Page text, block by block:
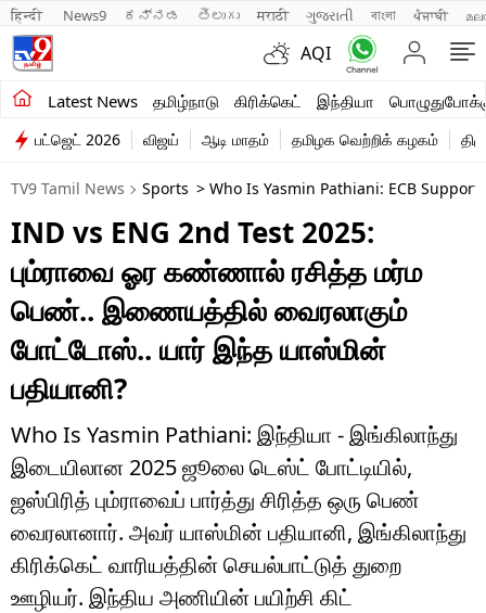
हिन्दी News9 ಕನ್ನಡ తెలుగు मराठी ગુજરાતી বাংলা ਪੰਜਾਬੀ
AQI
Latest News தமிழ்நாடு கிரிக்கெட் இந்தியா
சமீபத்திய செய்திகள்
தமிழ்நாடு
இந்தியா
உலகம்
விளையாட்டு
பொழுதுபோக்கு
லைஃப்ஸ்டைல்
வணிகம்
டெக்னாலஜி
ஆன்மீகம்
வைரல்
பட்ஜெட் 2026 விஜய் ஆடி மாதம் தமிழக வெற்றிக் கழகம்
TV9 Tamil News Sports > Who Is Yasmin Pathiani: ECB
IND vs ENG 2nd Test 2025:
பும்ராவை ஓர கண்ணால் ரசித்த மர்ம
பெண்.. இணையத்தில் வைரலாகும்
போட்டோஸ்.. யார் இந்த யாஸ்மின்
பதியானி?
Who Is Yasmin Pathiani: இந்தியா - இங்கிலாந்து
இடையிலான 2025 ஜூலை டெஸ்ட் போட்டியில்,
ஜஸ்பிரித் பும்ராவைப் பார்த்து சிரித்த ஒரு பெண்
வைரலானார். அவர் யாஸ்மின் பதியானி, இங்கிலாந்து
கிரிக்கெட் வாரியத்தின் செயல்பாட்டுத் துறை
ஊழியர். இந்திய அணியின் பயிற்சி கிட்